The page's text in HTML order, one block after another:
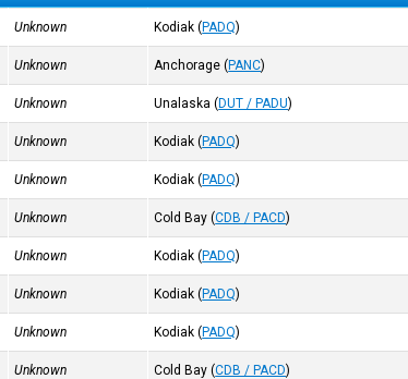
Unknown Kodiak (PADQ)
Unknown Anchorage (PANC)
Unknown Unalaska (DUT / PADU)
Unknown Kodiak (PADQ)
Unknown Kodiak (PADQ)
Unknown Cold Bay (CDB / PACD)
Unknown Kodiak (PADQ)
Unknown Kodiak (PADQ)
Unknown Kodiak (PADQ)
Unknown Cold Bay (CDB / PACD)